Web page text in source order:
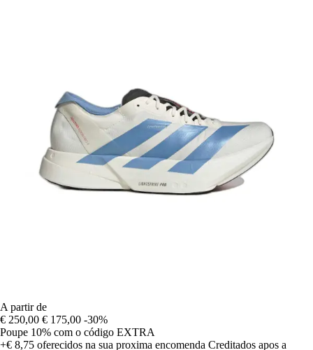
A partir de
€ 250,00 € 175,00 -30%
Poupe 10% com o código EXTRA
+€ 8,75 oferecidos na sua proxima encomenda Creditados apos a